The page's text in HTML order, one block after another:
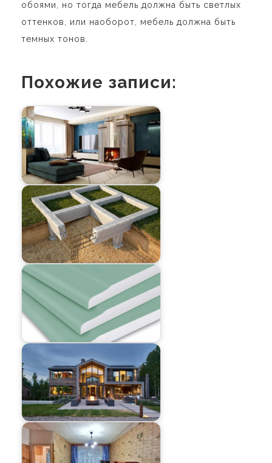
обоями, но тогда мебель должна быть светлых
оттенков, или наоборот, мебель должна быть
темных тонов.
Похожие записи: